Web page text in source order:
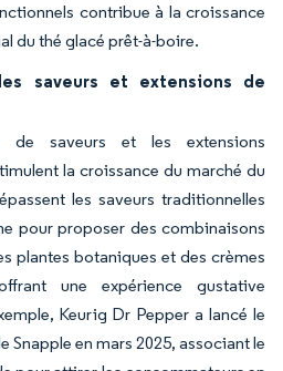
contribue à la croissance
du thé glacé prêt-à-boire.
saveurs et extensions de
de saveurs et les extensions
la croissance du marché du
les saveurs traditionnelles
pour proposer des combinaisons
plantes botaniques et des crèmes
une expérience gustative
Keurig Dr Pepper a lancé le
Snapple en mars 2025, associant le